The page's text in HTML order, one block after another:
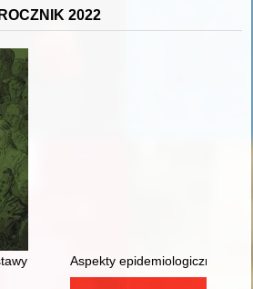
ROCZNIK 2022
w czasie ruchów hajdamackich i
Aspekty epidemiologiczne